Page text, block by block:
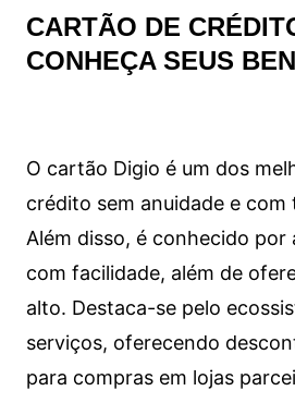
CARTÃO DE
CONHEÇA SEUS
O cartão Digio é um dos
crédito sem anuidade e com
Além disso, é conhecido por
com facilidade, além de
alto. Destaca-se pelo
serviços, oferecendo
para compras em lojas